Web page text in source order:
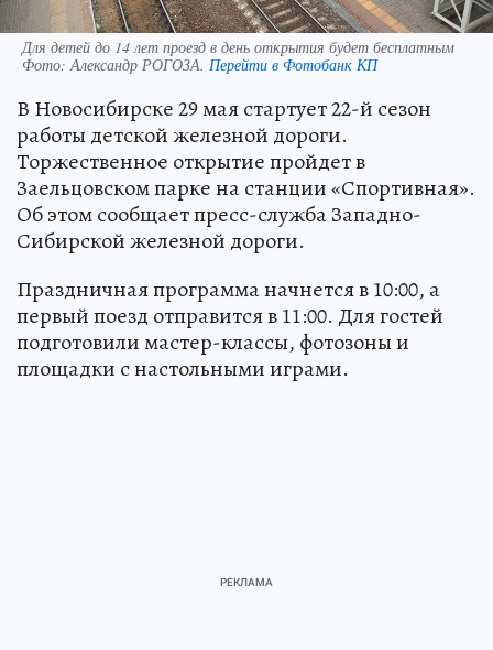
Для детей до 14 лет проезд в день открытия будет бесплатным
Фото:Александр РОГОЗА. Перейти в Фотобанк КП
В Новосибирске 29 мая стартует 22-й сезон
работы детской железной дороги.
Торжественное открытие пройдет в
Заельцовском парке на станции «Спортивная».
Об этом сообщает пресс-служба Западно-
Сибирской железной дороги.
Праздничная программа начнется в 10:00, а
первый поезд отправится в 11:00. Для гостей
подготовили мастер-классы, фотозоны и
площадки с настольными играми.